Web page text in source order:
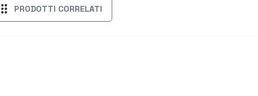
PRODOTTI CORRELATI